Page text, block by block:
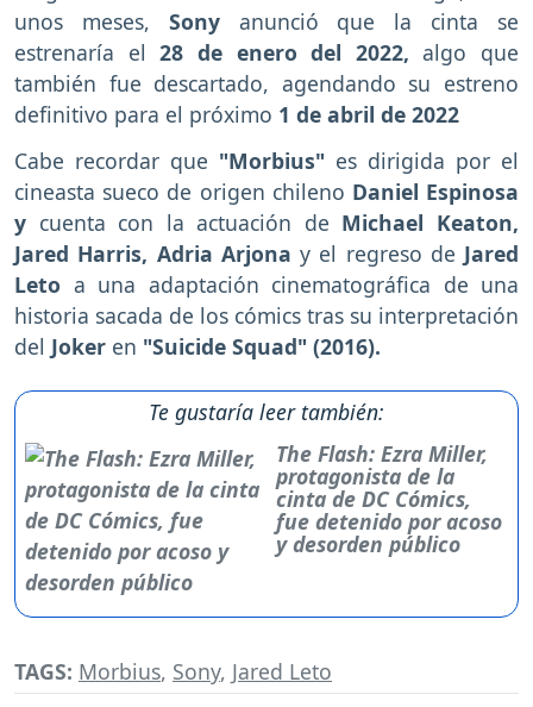
unos meses, Sonyanunció que la cinta se
estrenaría el28 de enero del 2022,algo que
también fue descartado, agendando su estreno
definitivo para el próximo 1 de abril de 2022
Cabe recordar que "Morbius" es dirigida por el
cineasta sueco de origen chileno Daniel Espinosa
y cuenta con la actuación de Michael Keaton,
Jared Harris, Adria Arjona y el regreso de Jared
Leto a una adaptación cinematográfica de una
historia sacada de los cómics tras su interpretación
del Joker en "Suicide Squad" (2016).
Te gustaría leer también:
The Flash: Ezra Miller,
protagonista de la
cinta de DC Cómics,
fue detenido por acoso
y desorden público
TAGS: Morbius, Sony, Jared Leto